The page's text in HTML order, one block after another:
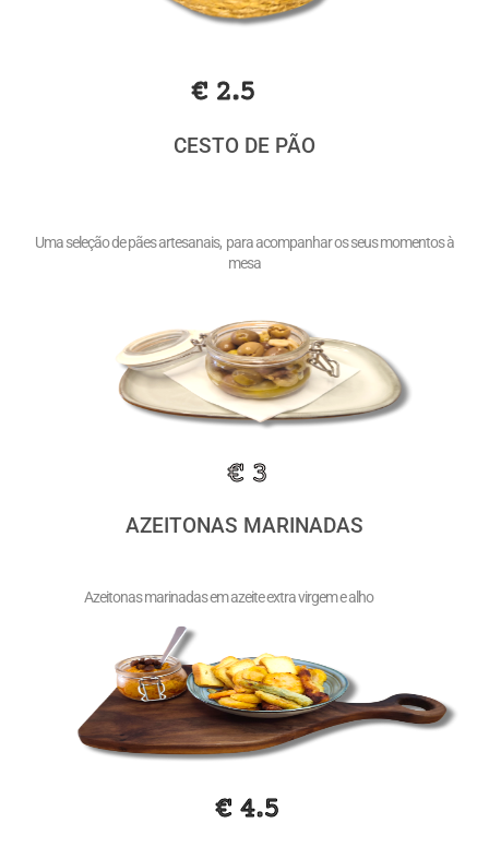
€ 2.5
CESTO DE PÃO
Uma seleção de pães artesanais, para acompanhar os seus momentos à
mesa
€ 3
AZEITONAS MARINADAS
Azeitonas marinadas em azeite extra virgem e alho
€ 4.5